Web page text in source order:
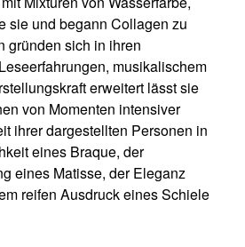
sie und begann Collagen zu
gründen sich in ihren
musikalischem
erweitert lässt sie
von Momenten intensiver
ihrer dargestellten Personen in
eines Braque, der
eines Matisse, der Eleganz
reifen Ausdruck eines Schiele